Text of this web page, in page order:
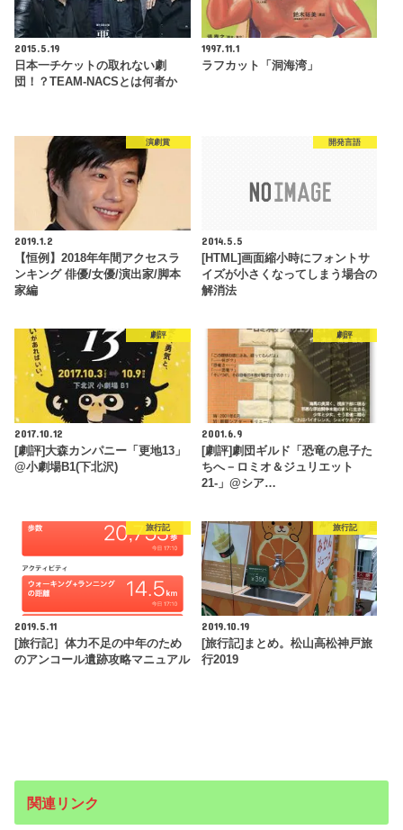
2015.5.19
日本一チケットの取れない劇
団！？TEAM-NACSとは何者か
1997.11.1
ラフカット「洞海湾」
演劇賞
2019.1.2
【恒例】2018年年間アクセスラ
ンキング 俳優/女優/演出家/脚本
家編
開発言語
2014.5.5
[HTML]画面縮小時にフォントサ
イズが小さくなってしまう場合の
解消法
劇評
2017.10.12
[劇評]大森カンパニー「更地13」
@小劇場B1(下北沢)
劇評
2001.6.9
[劇評]劇団ギルド「恐竜の息子た
ちへ－ロミオ＆ジュリエット
21-」@シア…
旅行記
2019.5.11
[旅行記］体力不足の中年のため
のアンコール遺跡攻略マニュアル
旅行記
2019.10.19
[旅行記]まとめ。松山高松神戸旅
行2019
関連リンク